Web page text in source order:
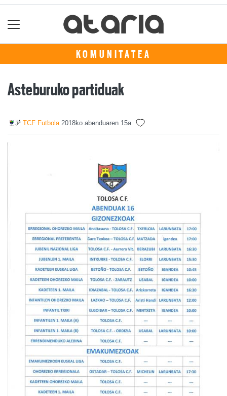
KOMUNITATEA
Asteburuko partiduak
TCF Futbola 2018ko abenduaren 15a